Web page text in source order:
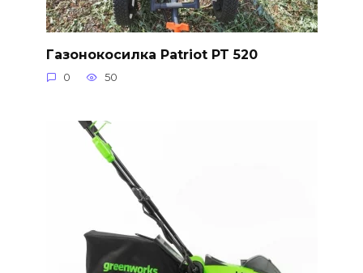
Газонокосилка Patriot PT 520
0 50